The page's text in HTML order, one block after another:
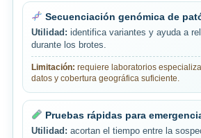
Secuenciación genómica de
Utilidad: identifica variantes y ayuda a
durante los brotes.
Limitación: requiere laboratorios
datos y cobertura geográfica suficiente.
Pruebas rápidas para
Utilidad: acortan el tiempo entre la